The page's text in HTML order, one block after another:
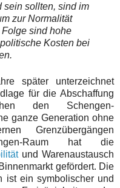
sein sollten, sind im
zur Normalität
sind hohe
Kosten bei
später unterzeichnet
für die Abschaffung
den Schengen-
ganze Generation ohne
Grenzübergängen
Raum hat die
und Warenaustausch
gefördert. Die
ist ein symbolischer und